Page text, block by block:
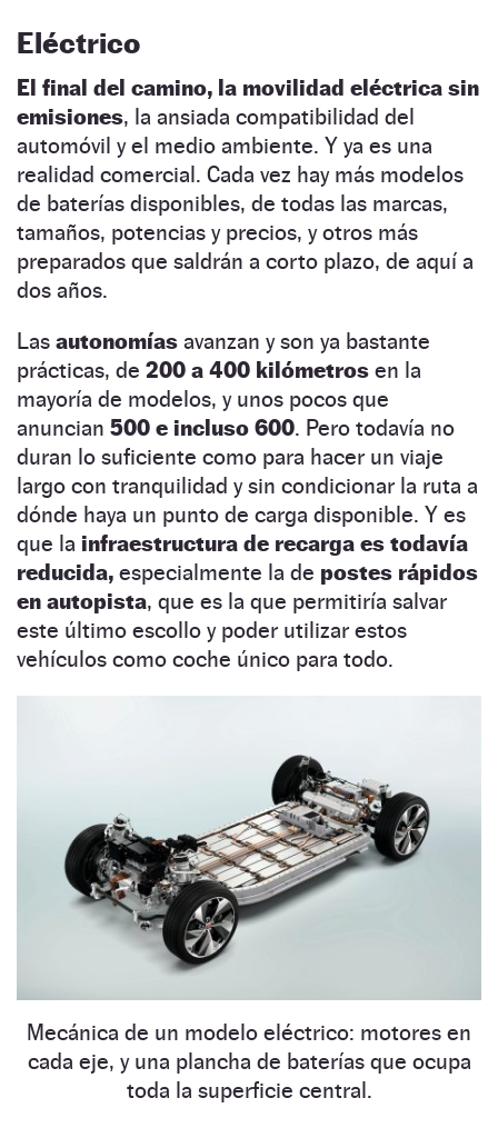
Eléctrico
El final del camino, la movilidad eléctrica sin
emisiones, la ansiada compatibilidad del
automóvil y el medio ambiente. Y ya es una
realidad comercial. Cada vez hay más modelos
de baterías disponibles, de todas las marcas,
tamaños, potencias y precios, y otros más
preparados que saldrán a corto plazo, de aquí a
dos años.
Las autonomías avanzan y son ya bastante
prácticas, de 200 a 400 kilómetros en la
mayoría de modelos, y unos pocos que
anuncian 500 e incluso 600. Pero todavía no
duran lo suficiente como para hacer un viaje
largo con tranquilidad y sin condicionar la ruta a
dónde haya un punto de carga disponible. Y es
que la infraestructura de recarga es todavía
reducida, especialmente la de postes rápidos
en autopista, que es la que permitiría salvar
este último escollo y poder utilizar estos
vehículos como coche único para todo.
Mecánica de un modelo eléctrico: motores en
cada eje, y una plancha de baterías que ocupa
toda la superficie central.